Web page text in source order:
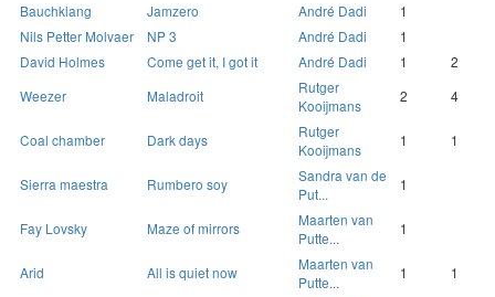
Bauchklang Jamzero André Dadi
1
Nils Petter Molvaer
NP 3 André Dadi
1
David Holmes
Come get it, I got it André Dadi 1
2
Weezer
Maladroit
Rutger
Kooijmans
2 4
Coal chamber Dark days
Rutger
Kooijmans
1 1
Sierra maestra Rumbero soy
Sandra van de
Put...
1
Fay Lovsky Maze of mirrors
Maarten van
Putte...
1
Arid All is quiet now
Maarten van
Putte...
1 1